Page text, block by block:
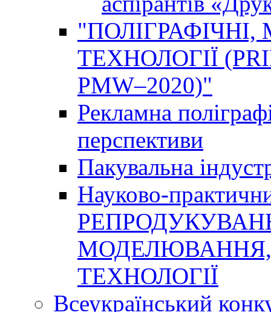
ТЕХНОЛОГІЇ
PMW–2020)"
Рекламна
перспективи
Пакувальна
Науково-
МОДЕЛЮВАННЯ,
ТЕХНОЛОГІЇ
Всеукраїнський